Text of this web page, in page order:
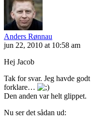
Anders Rønnau
jun 22, 2010 at 10:58 am
Hej Jacob
Tak for svar. Jeg havde
forklare…
Den anden var helt glippet.
Nu ser det sådan ud: